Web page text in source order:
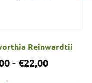
Reinwardtii
- €22,00